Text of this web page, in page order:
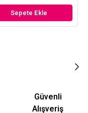
Sepete Ekle
Güvenli
Alışveriş